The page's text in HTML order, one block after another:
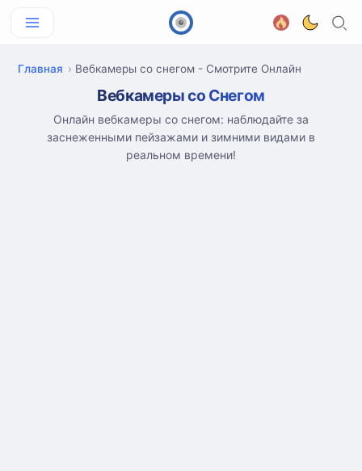
Главная Вебкамеры со снегом - Смотрите Онлайн
Вебкамеры со Снегом
Онлайн вебкамеры со снегом: наблюдайте за
заснеженными пейзажами и зимними видами в
реальном времени!